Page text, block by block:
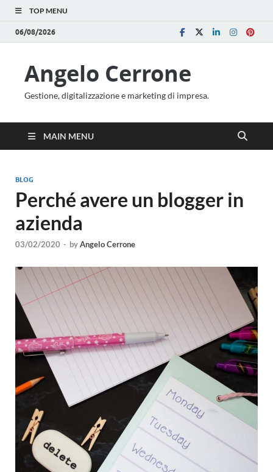
TOP MENU
06/08/2026
Angelo Cerrone
Gestione, digitalizzazione e marketing di impresa.
MAIN MENU
BLOG
Perché avere un blogger in
azienda
03/02/2020 - byAngelo Cerrone